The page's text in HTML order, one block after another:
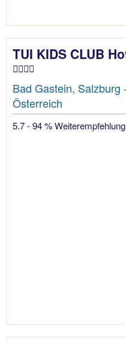
TUI KIDS CLUB
Bad Gastein, Salzburg
Österreich
5.7 - 94 % Weiterempfehlung